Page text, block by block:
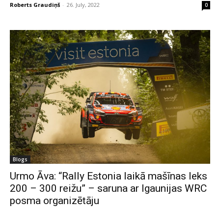
Roberts Graudiņš - 26. July, 2022 0
Blogs
Urmo Āva: “Rally Estonia laikā mašīnas leks
200 – 300 reižu” – saruna ar Igaunijas WRC
posma organizētāju